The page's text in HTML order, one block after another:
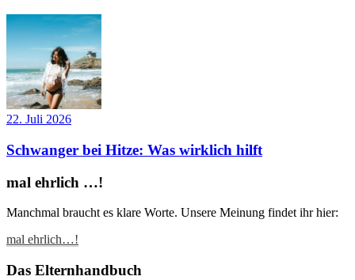
22. Juli 2026
Schwanger bei Hitze: Was wirklich hilft
mal ehrlich …!
Manchmal braucht es klare Worte. Unsere Meinung findet ihr hier:
mal ehrlich…!
Das Elternhandbuch